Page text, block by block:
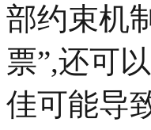
部约束机
票”,还可
佳可能导